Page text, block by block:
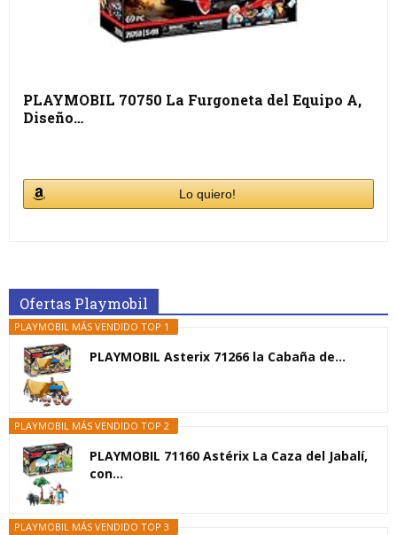
PLAYMOBIL 70750 La Furgoneta del Equipo A,
Diseño…
Lo quiero!
Ofertas Playmobil
PLAYMOBIL MÁS VENDIDO TOP 1
PLAYMOBIL Asterix 71266 la Cabaña de...
PLAYMOBIL MÁS VENDIDO TOP 2
PLAYMOBIL 71160 Astérix La Caza del Jabalí,
con...
PLAYMOBIL MÁS VENDIDO TOP 3